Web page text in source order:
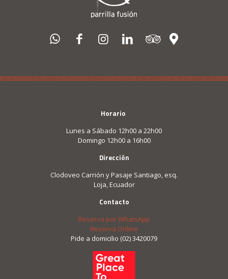
Horario
Lunes a Sábado 12h00 a 22h00
Domingo 12h00 a 16h00
Dirección
Clodoveo Carrión y Pasaje Santiago, esq.
Loja, Ecuador
Contacto
Reserva por WhatsApp
Reserva Online
Pide a domicilio (02) 3420079